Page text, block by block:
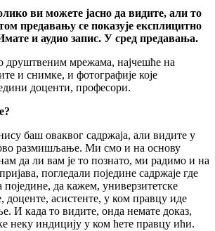
ви можете јасно да видите, али то
предавању се показује експлицитно
и аудио запис. У сред предавања.
друштвеним мрежама, најчешће на
и снимке, и фотографије које
доценти, професори.
баш оваквог садржаја, али видите у
размишљање. Ми смо и на основу
да ли вам је то познато, ми радимо и на
погледали поједине садржаје где
поједине, да кажем, универзитетске
доценте, асистенте, у ком правцу иде
И када то видите, онда немате доказ,
неку индицију у ком ћете правцу ићи.